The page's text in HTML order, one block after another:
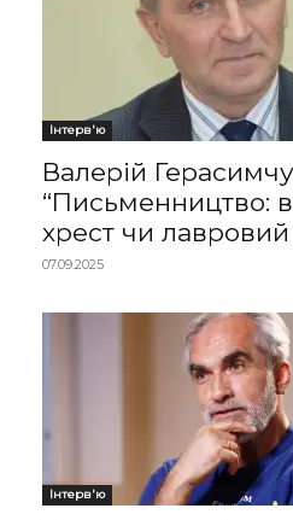
Інтерв'ю
Валерій
“Письменництво:
хрест чи лавровий
07.09.2025
Інтерв'ю